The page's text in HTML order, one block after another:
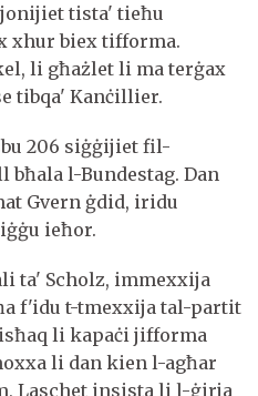
tista' tieħu
xhur biex tifforma.
li għażlet li ma terġax
tibqa' Kanċillier.
206 siġġijiet fil-
l-Bundestag. Dan
Gvern ġdid, iridu
ieħor.
ta' Scholz, immexxija
f'idu t-tmexxija tal-partit
li kapaċi jifforma
li dan kien l-agħar
Laschet insista li l-ġirja